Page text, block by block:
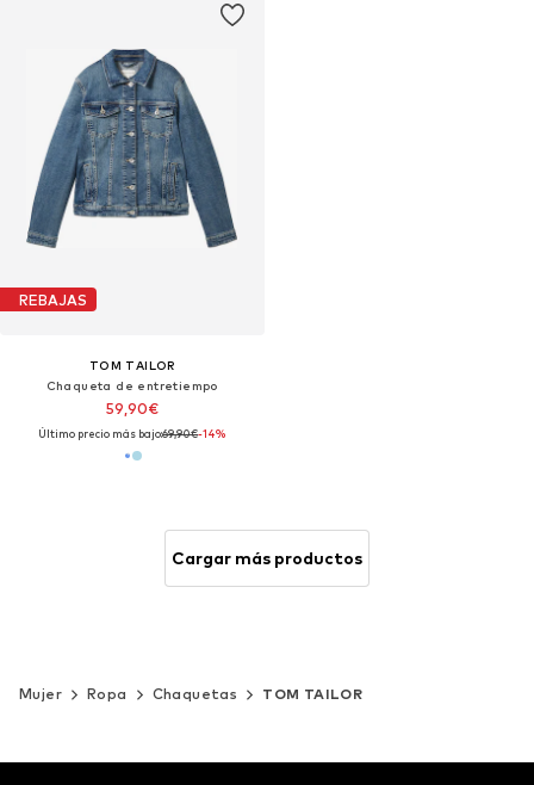
REBAJAS
TOM TAILOR
Chaqueta de entretiempo
59,90€
Último precio más bajo:69,90€-14%
Cargar más productos
Mujer Ropa Chaquetas TOM TAILOR